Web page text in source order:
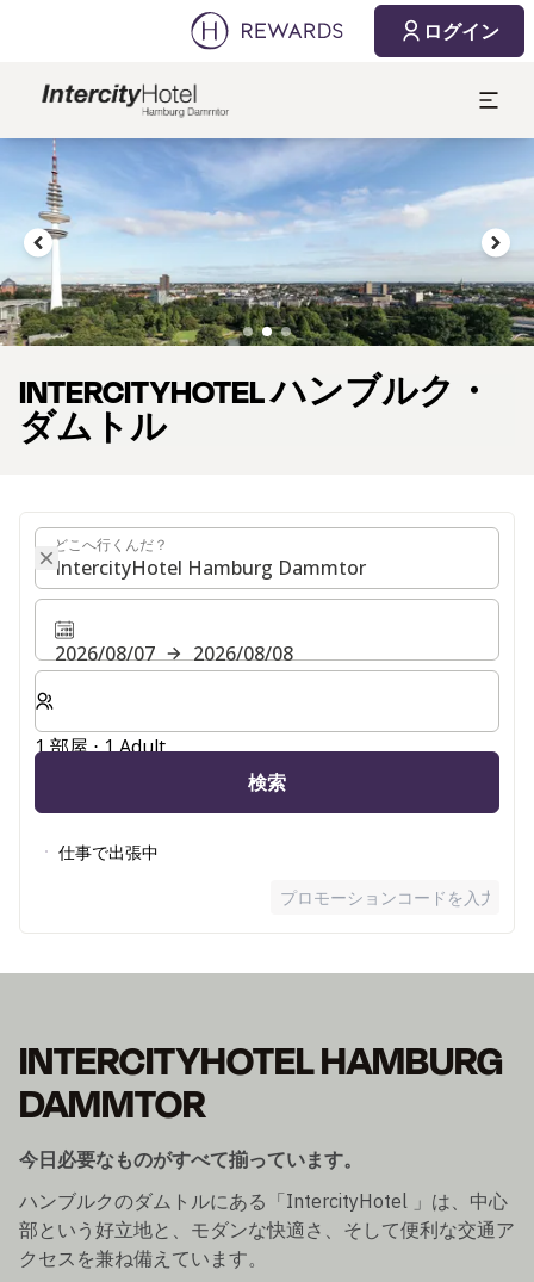
ログイン
スライド2 3
INTERCITYHOTEL ハンブルク・
ダムトル
2026/08/08
どこへ行くんだ？
どこへ行くんだ？
2026/08/07
2026/08/08
客室数と宿泊人数をお選びください。
1 部屋 ⋅ 1 Adult
検索
仕事で出張中
プロモーションコードを入力
INTERCITYHOTEL HAMBURG
DAMMTOR
今日必要なものがすべて揃っています。
ハンブルクのダムトルにある「IntercityHotel 」は、中心
部という好立地と、モダンな快適さ、そして便利な交通ア
クセスを兼ね備えています。